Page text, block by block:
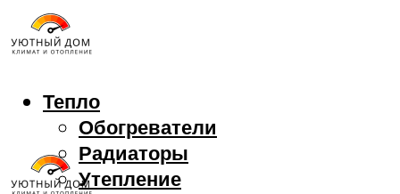
Тепло
Обогреватели
Радиаторы
Утепление